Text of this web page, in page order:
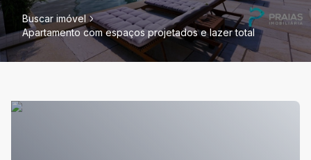
Buscar imóvel
Apartamento com espaços projetados e lazer total